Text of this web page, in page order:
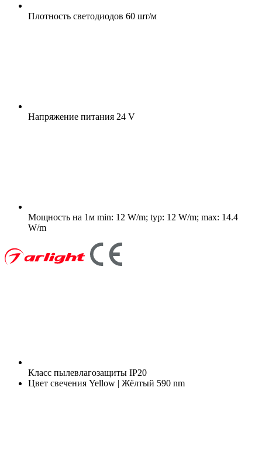
Плотность светодиодов 60 шт/м
Напряжение питания 24 V
Мощность на 1м min: 12 W/m; typ: 12 W/m; max: 14.4
W/m
Класс пылевлагозащиты IP20
Цвет свечения Yellow | Жёлтый 590 nm